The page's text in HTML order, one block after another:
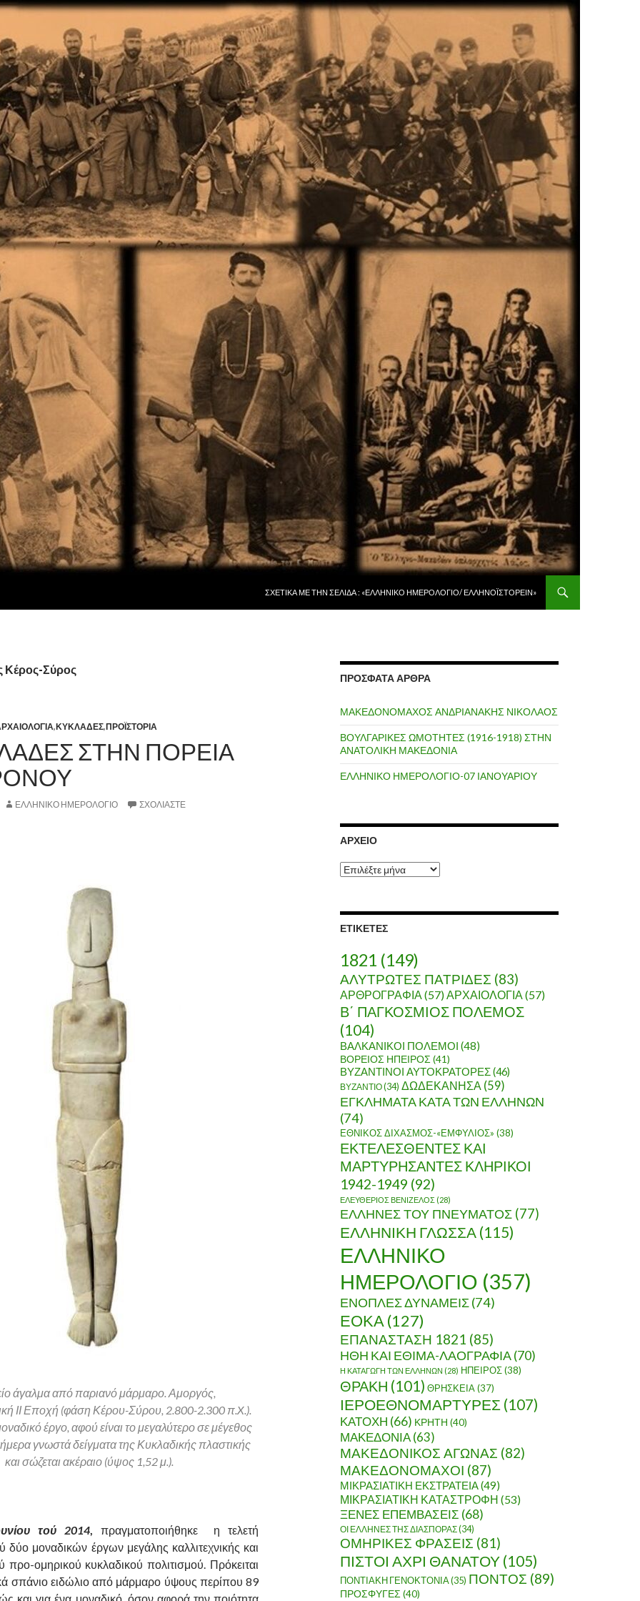
ΣΧΕΤΙΚᾺ ΜῈ ΤῊΝ ΣΕΛΊΔΑ : «ἙΛΛΗΝΙΚῸ ἩΜΕΡΟΛΌΓΙΟ/ ἙΛΛΗΝΟΪΣΤΟΡΕΙ͂Ν»
Κέρος-Σύρος
,ΚΥΚΛΑΔΕΣ,ΠΡΟΪΣΤΟΡΙΑ
ΣΤΗΝ ΠΟΡΕΙΑ
ΕΛΛΗΝΙΚΟ ΗΜΕΡΟΛΟΓΙΟ ΣΧΟΛΙΆΣΤΕ
άγαλμα από παριανό μάρμαρο. Αμοργός,
ΙΙ Εποχή (φάση Κέρου-Σύρου, 2.800-2.300 π.X.).
έργο, αφού είναι το μεγαλύτερο σε μέγεθος
γνωστά δείγματα της Κυκλαδικής πλαστικής
και σώζεται ακέραιο (ύψος 1,52 μ.).
τού 2014, πραγματοποιήθηκε η τελετή
δύο μοναδικών έργων μεγάλης καλλιτεχνικής και
προ-ομηρικού κυκλαδικού πολιτισμού. Πρόκειται
σπάνιο ειδώλιο από μάρμαρο ύψους περίπου 89
ΠΡΌΣΦΑΤΑ ΆΡΘΡΑ
ΜΑΚΕΔΟΝΟΜΑΧΟΣ ΑΝΔΡΙΑΝΑΚΗΣ ΝΙΚΟΛΑΟΣ
ΒΟΥΛΓΑΡΙΚΕΣ ΩΜΟΤΗΤΕΣ (1916-1918) ΣΤΗΝ
ΑΝΑΤΟΛΙΚΗ ΜΑΚΕΔΟΝΙΑ
ΕΛΛΗΝΙΚΟ ΗΜΕΡΟΛΟΓΙΟ-07 ΙΑΝΟΥΑΡΙΟΥ
ΑΡΧΕΊΟ
Α
ρ
ο
ΕΤΙΚΈΤΕΣ
1821 (149)
ΑΛΥΤΡΩΤΕΣ ΠΑΤΡΙΔΕΣ (83)
ΑΡΘΡΟΓΡΑΦΙΑ(57)ΑΡΧΑΙΟΛΟΓΙΑ(57)
Β΄ ΠΑΓΚΟΣΜΙΟΣ ΠΟΛΕΜΟΣ
(104)
ΒΑΛΚΑΝΙΚΟΙ ΠΟΛΕΜΟΙ (48)
ΒΟΡΕΙΟΣ ΗΠΕΙΡΟΣ (41)
ΒΥΖΑΝΤΙΝΟΙ ΑΥΤΟΚΡΑΤΟΡΕΣ(46)
ΒΥΖΑΝΤΙΟ(34) ΔΩΔΕΚΑΝΗΣΑ (59)
ΕΓΚΛΗΜΑΤΑ ΚΑΤΑ ΤΩΝ ΕΛΛΗΝΩΝ
(74)
ΕΘΝΙΚΟΣ ΔΙΧΑΣΜΟΣ-«ΕΜΦΥΛΙΟΣ» (38)
ΕΚΤΕΛΕΣΘΕΝΤΕΣ ΚΑΙ
ΜΑΡΤΥΡΗΣΑΝΤΕΣ ΚΛΗΡΙΚΟΙ
1942-1949 (92)
ΕΛΕΥΘΕΡΙΟΣ ΒΕΝΙΖΕΛΟΣ (28)
ΕΛΛΗΝΕΣ ΤΟΥ ΠΝΕΥΜΑΤΟΣ (77)
ΕΛΛΗΝΙΚΗ ΓΛΩΣΣΑ (115)
ΕΛΛΗΝΙΚΟ
ΗΜΕΡΟΛΟΓΙΟ (357)
ΕΝΟΠΛΕΣ ΔΥΝΑΜΕΙΣ(74)
ΕΟΚΑ (127)
ΕΠΑΝΑΣΤΑΣΗ 1821 (85)
ΗΘΗ ΚΑΙ ΕΘΙΜΑ-ΛΑΟΓΡΑΦΙΑ(70)
Η ΚΑΤΑΓΩΓΗ ΤΩΝ ΕΛΛΗΝΩΝ (28) ΗΠΕΙΡΟΣ(38)
ΘΡΑΚΗ (101) ΘΡΗΣΚΕΙΑ(37)
ΙΕΡΟΕΘΝΟΜΑΡΤΥΡΕΣ (107)
ΚΑΤΟΧΗ (66) ΚΡΗΤΗ (40)
ΜΑΚΕΔΟΝΙΑ(63)
ΜΑΚΕΔΟΝΙΚΟΣ ΑΓΩΝΑΣ (82)
ΜΑΚΕΔΟΝΟΜΑΧΟΙ (87)
ΜΙΚΡΑΣΙΑΤΙΚΗ ΕΚΣΤΡΑΤΕΙΑ(49)
ΜΙΚΡΑΣΙΑΤΙΚΗ ΚΑΤΑΣΤΡΟΦΗ (53)
ΞΕΝΕΣ ΕΠΕΜΒΑΣΕΙΣ (68)
ΟΙ ΕΛΛΗΝΕΣ ΤΗΣ ΔΙΑΣΠΟΡΑΣ(34)
ΟΜΗΡΙΚΕΣ ΦΡΑΣΕΙΣ (81)
ΠΙΣΤΟΙ ΑΧΡΙ ΘΑΝΑΤΟΥ (105)
ΠΟΝΤΙΑΚΗ ΓΕΝΟΚΤΟΝΙΑ(35) ΠΟΝΤΟΣ (89)
ΠΡΟΣΦΥΓΕΣ (40)